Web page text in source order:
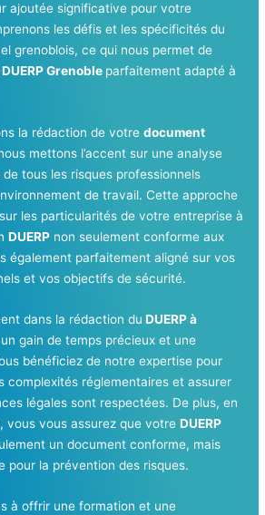
ajoutée significative pour votre
les défis et les spécificités du
grenoblois, ce qui nous permet de
DUERP Grenoble parfaitement adapté à
la rédaction de votredocument
mettons l’accent sur une analyse
tous les risques professionnels
de travail. Cette approche
les particularités de votre entreprise à
DUERP non seulement conforme aux
également parfaitement aligné sur vos
et vos objectifs de sécurité.
dans la rédaction du DUERP à
gain de temps précieux et une
bénéficiez de notre expertise pour
complexités réglementaires et assurer
légales sont respectées. De plus, en
vous vous assurez que votreDUERP
un document conforme, mais
pour la prévention des risques.
à offrir une formation et une